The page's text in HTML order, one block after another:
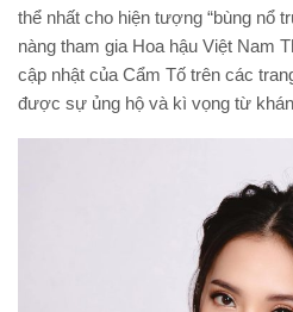
thể nhất cho hiện tượng “bùng nổ
nàng tham gia Hoa hậu Việt Nam
cập nhật của Cẩm Tố trên các
được sự ủng hộ và kì vọng từ